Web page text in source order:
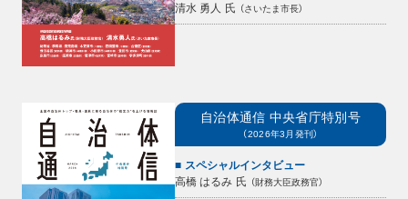
清水 勇人 氏 （さいたま市長）
自治体通信 中央省庁特別号
（2026年3月 発刊）
スペシャルインタビュー
高橋 はるみ 氏 （財務大臣政務官）